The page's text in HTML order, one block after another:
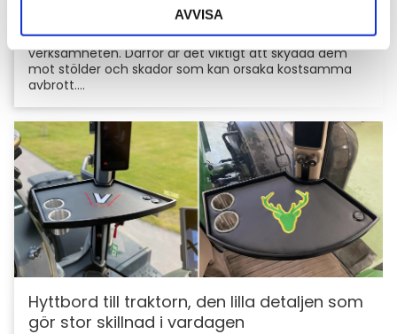
AVVISA
skyddar du din maskin och utrustning
För entreprenörer är maskinerna hjärtat i
verksamheten. Därför är det viktigt att skydda dem
mot stölder och skador som kan orsaka kostsamma
avbrott....
Hyttbord till traktorn, den lilla detaljen som
gör stor skillnad i vardagen